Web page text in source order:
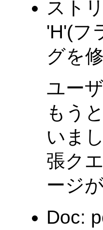
スト
'H'(フ
グを
ユー
もう
いま
張ク
ージ
Doc: